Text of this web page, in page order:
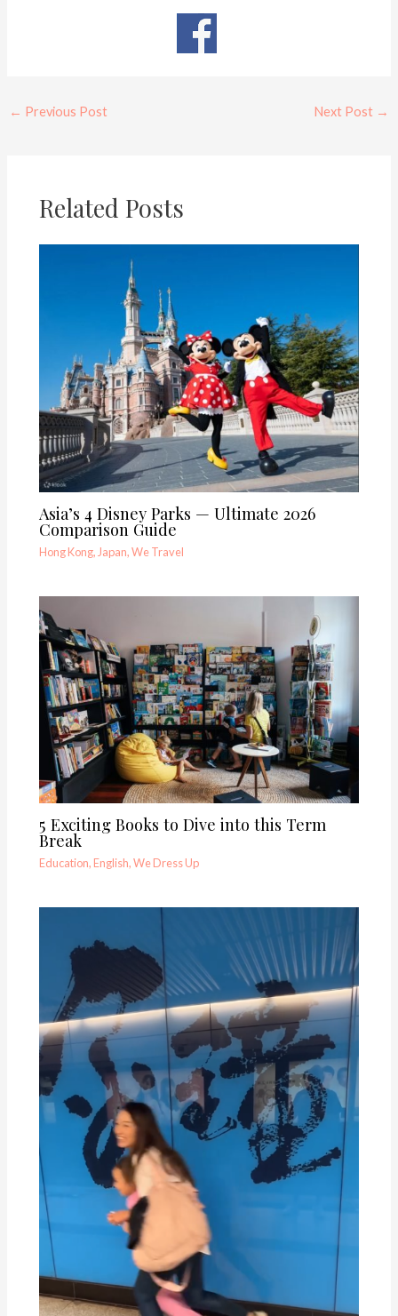
← Previous Post Next Post →
Related Posts
Asia’s 4 Disney Parks — Ultimate 2026
Comparison Guide
Hong Kong,Japan,We Travel
5 Exciting Books to Dive into this Term
Break
Education, English,We Dress Up